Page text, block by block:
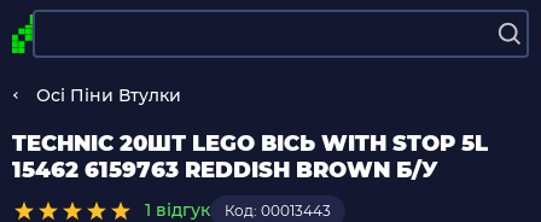
Осі Піни Втулки
TECHNIC 20ШТ LEGO ВІСЬ WITH STOP 5L
15462 6159763 REDDISH BROWN Б/У
1 відгук Код: 00013443